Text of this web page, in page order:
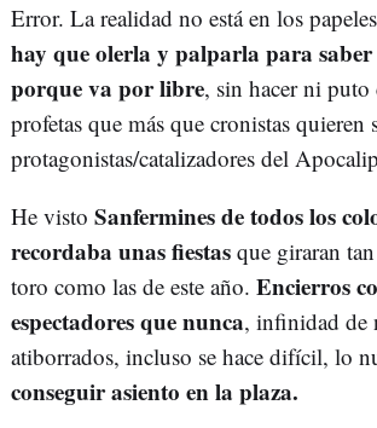
Error. La realidad no está en los
hay que olerla y palparla para saber
porque va por libre, sin hacer ni puto
profetas que más que cronistas quieren
protagonistas/catalizadores del
He visto Sanfermines de todos los
recordaba unas fiestas que giraran
toro como las de este año. Encierros
espectadores que nunca, infinidad de
atiborrados, incluso se hace difícil, lo
conseguir asiento en la plaza.